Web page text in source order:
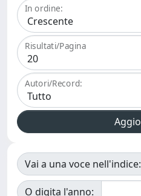
In ordine:
Risultati/Pagina
Autori/Record:
Vai a una voce nell'indice:
O digita l'anno: